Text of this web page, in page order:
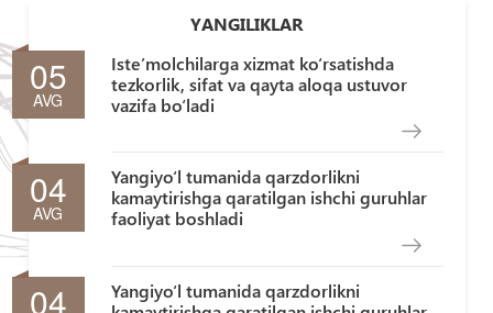
YANGILIKLAR
05
AVG
Iste’molchilarga xizmat ko‘rsatishda
tezkorlik, sifat va qayta aloqa ustuvor
vazifa bo‘ladi
04
AVG
Yangiyo‘l tumanida qarzdorlikni
kamaytirishga qaratilgan ishchi guruhlar
faoliyat boshladi
04
Yangiyo‘l tumanida qarzdorlikni